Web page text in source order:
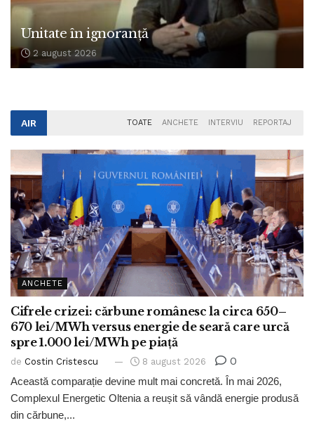
Unitate în ignoranță
2 august 2026
AIR TOATE ANCHETE INTERVIU REPORTAJ
ANCHETE
Cifrele crizei: cărbune românesc la circa 650–
670 lei/MWh versus energie de seară care urcă
spre 1.000 lei/MWh pe piață
de Costin Cristescu 8 august 2026 0
Această comparație devine mult mai concretă. În mai 2026,
Complexul Energetic Oltenia a reușit să vândă energie produsă
din cărbune,...